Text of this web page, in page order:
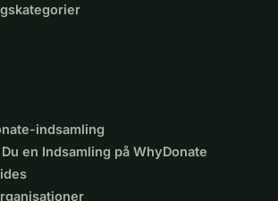
indsamling
en Indsamling på WhyDonate